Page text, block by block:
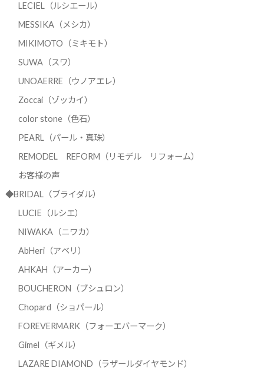
LECIEL（ルシエール）
MESSIKA（メシカ）
MIKIMOTO（ミキモト）
SUWA（スワ）
UNOAERRE（ウノアエレ）
Zoccai（ゾッカイ）
color stone（色石）
PEARL（パール・真珠）
REMODEL REFORM（リモデル リフォーム）
お客様の声
◆BRIDAL（ブライダル）
LUCIE（ルシエ）
NIWAKA（ニワカ）
AbHeri（アベリ）
AHKAH（アーカー）
BOUCHERON（ブシュロン）
Chopard（ショパール）
FOREVERMARK（フォーエバーマーク）
Gimel（ギメル）
LAZARE DIAMOND（ラザールダイヤモンド）